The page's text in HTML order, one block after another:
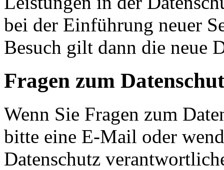
bei der Einführung neuer
Besuch gilt dann die neue
Fragen zum
Wenn Sie Fragen zum
bitte eine E-Mail oder
Datenschutz